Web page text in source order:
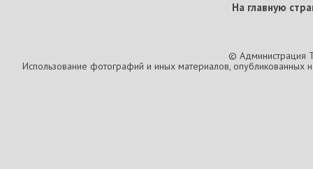
На главную
© Администрация
Использование фотографий и иных материалов, опубликованных